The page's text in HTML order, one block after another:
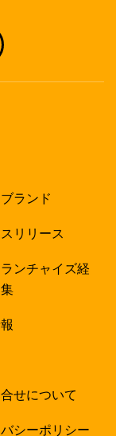
ランド
リリース
ンチャイズ経
せについて
シーポリシー